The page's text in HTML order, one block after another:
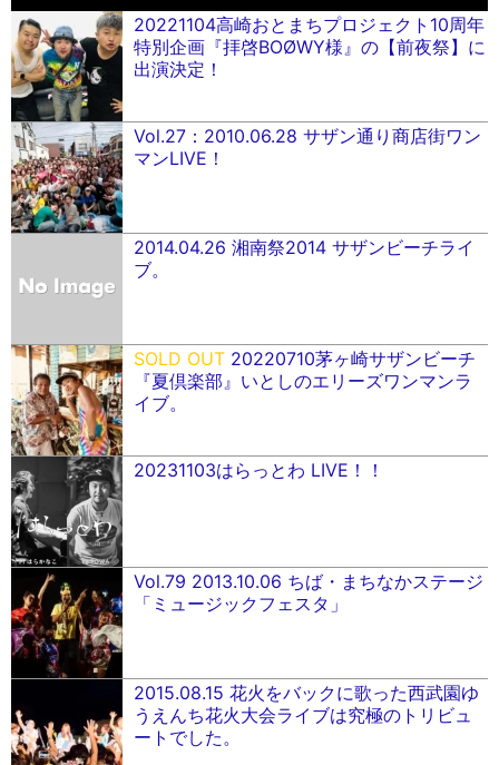
20221104高崎おとまちプロジェクト10周年
特別企画『拝啓BOØWY様』の【前夜祭】に
出演決定！
Vol.27：2010.06.28 サザン通り商店街ワン
マンLIVE！
2014.04.26 湘南祭2014 サザンビーチライ
ブ。
SOLD OUT 20220710茅ヶ崎サザンビーチ
『夏倶楽部』いとしのエリーズワンマンラ
イブ。
20231103はらっとわ LIVE！！
Vol.79 2013.10.06 ちば・まちなかステージ
「ミュージックフェスタ」
2015.08.15 花火をバックに歌った西武園ゆ
うえんち花火大会ライブは究極のトリビュ
ートでした。